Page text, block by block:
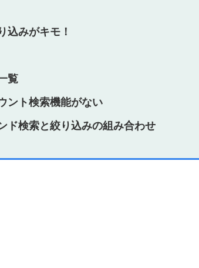
込みがキモ！
覧
ント検索機能がない
ド検索と絞り込みの組み合わせ